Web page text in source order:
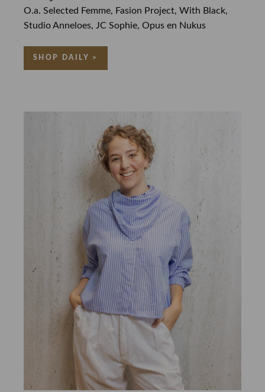
O.a. Selected Femme, Fasion Project, With Black,
Studio Anneloes, JC Sophie, Opus en Nukus
SHOP DAILY >